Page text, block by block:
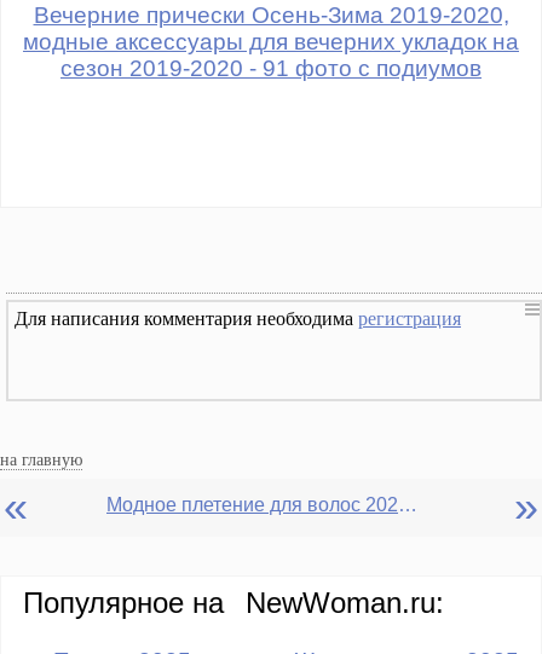
Вечерние прически Осень-Зима 2019-2020,
модные аксессуары для вечерних укладок на
сезон 2019-2020 - 91 фото с подиумов
Для написания комментария необходима регистрация
на главную
« Модное плетение для волос 2020-2021: прически из длинных прядей: косички, косы, жгуты »
Популярное на NewWoman.ru: